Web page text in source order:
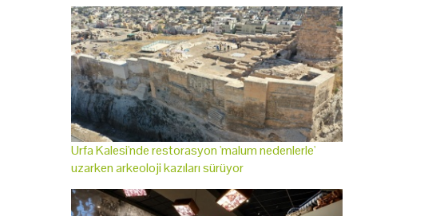
Urfa Kalesi'nde restorasyon 'malum nedenlerle'
uzarken arkeoloji kazıları sürüyor